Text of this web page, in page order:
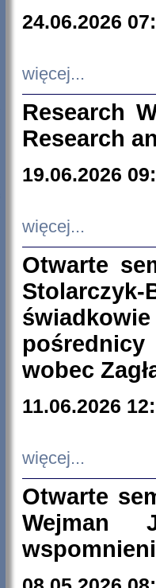
24.06.2026
więcej...
Research
Research
19.06.2026
więcej...
Otwarte
wobec
11.06.2026
więcej...
Otwarte
Wejman